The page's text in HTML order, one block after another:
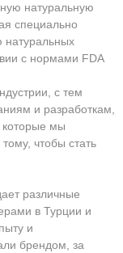
натуральную
специально
натуральных
с нормами FDA
с тем
и разработкам,
мы
чтобы стать
различные
в Турции и
и
брендом, за